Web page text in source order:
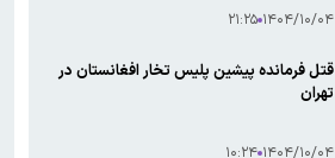
۱۴۰۴/۱۰/۰۴ ۲۱:۲۵
قتل فرمانده پیشین پلیس تخار افغانستان در
تهران
۱۴۰۴/۱۰/۰۴ ۱۰:۲۴